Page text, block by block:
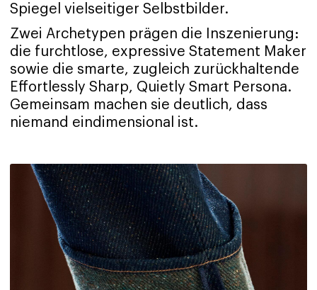
Spiegel vielseitiger Selbstbilder.
Zwei Archetypen prägen die Inszenierung:
die furchtlose, expressive Statement Maker
sowie die smarte, zugleich zurückhaltende
Effortlessly Sharp, Quietly Smart Persona.
Gemeinsam machen sie deutlich, dass
niemand eindimensional ist.